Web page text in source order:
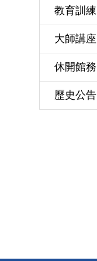
教育訓練
大師講座
休開館務
歷史公告